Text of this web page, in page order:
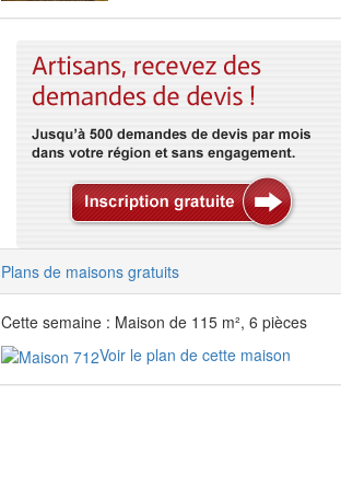
Plans de maisons gratuits
Cette semaine : Maison de 115 m², 6 pièces
Voir le plan de cette maison